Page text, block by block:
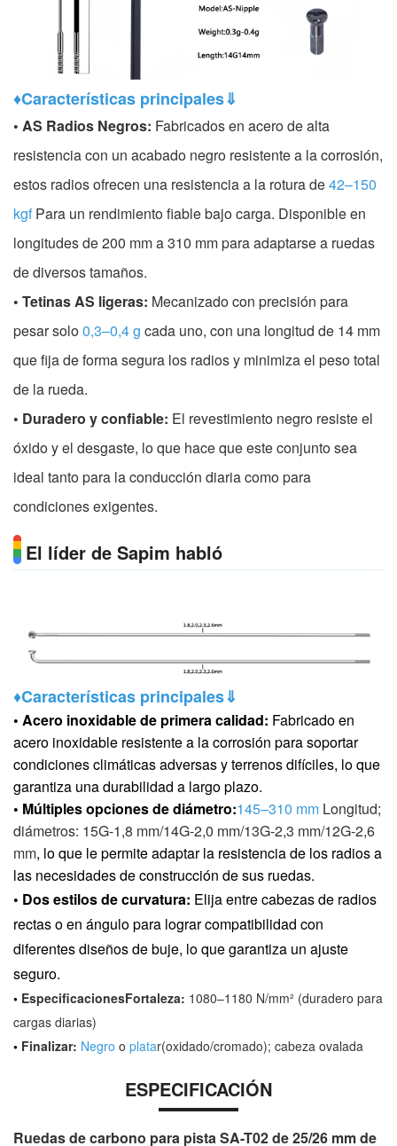
♦Características principales⇓
• AS Radios Negros: Fabricados en acero de alta
resistencia con un acabado negro resistente a la corrosión,
estos radios ofrecen una resistencia a la rotura de42–150
kgfPara un rendimiento fiable bajo carga. Disponible en
longitudes de 200 mm a 310 mm para adaptarse a ruedas
de diversos tamaños.
• Tetinas AS ligeras: Mecanizado con precisión para
pesar solo0,3–0,4 g cada uno, con una longitud de 14 mm
que fija de forma segura los radios y minimiza el peso total
de la rueda.
• Duradero y confiable: El revestimiento negro resiste el
óxido y el desgaste, lo que hace que este conjunto sea
ideal tanto para la conducción diaria como para
condiciones exigentes.
El líder de Sapim habló
♦Características principales⇓
• Acero inoxidable de primera calidad: Fabricado en
acero inoxidable resistente a la corrosión para soportar
condiciones climáticas adversas y terrenos difíciles, lo que
garantiza una durabilidad a largo plazo.
• Múltiples opciones de diámetro:145–310 mm Longitud;
diámetros: 15G-1,8 mm/14G-2,0 mm/13G-2,3 mm/12G-2,6
mm, lo que le permite adaptar la resistencia de los radios a
las necesidades de construcción de sus ruedas.
• Dos estilos de curvatura: Elija entre cabezas de radios
rectas o en ángulo para lograr compatibilidad con
diferentes diseños de buje, lo que garantiza un ajuste
seguro.
• EspecificacionesFortaleza: 1080–1180 N/mm² (duradero para
cargas diarias)
• Finalizar: Negro o platar(oxidado/cromado); cabeza ovalada
ESPECIFICACIÓN
Ruedas de carbono para pista SA-T02 de 25/26 mm de